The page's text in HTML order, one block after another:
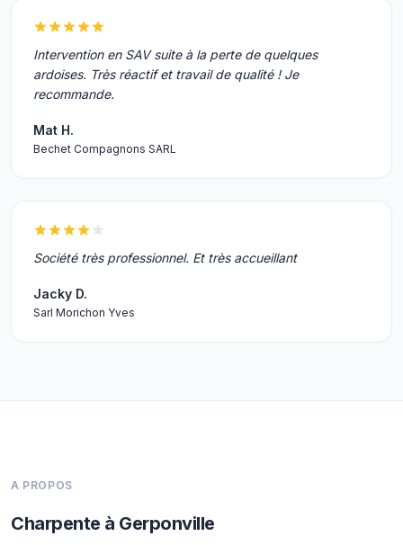
Intervention en SAV suite à la perte de quelques
ardoises. Très réactif et travail de qualité ! Je
recommande.
Mat H.
Bechet Compagnons SARL
Société très professionnel. Et très accueillant
Jacky D.
Sarl Morichon Yves
A PROPOS
Charpente à Gerponville